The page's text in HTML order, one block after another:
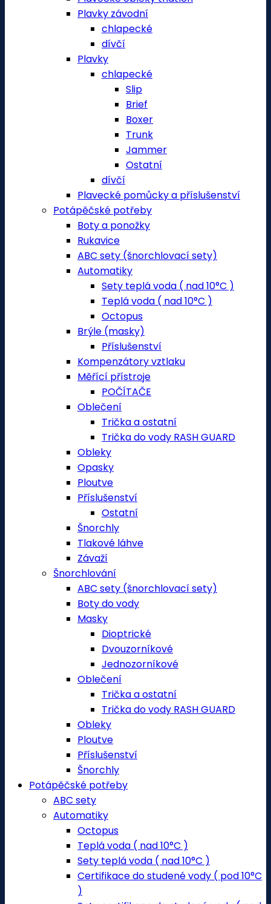
Plavky závodní
chlapecké
dívčí
Plavky
chlapecké
Slip
Brief
Boxer
Trunk
Jammer
Ostatní
dívčí
Plavecké pomůcky a příslušenství
Potápěčské potřeby
Boty a ponožky
Rukavice
ABC sety (šnorchlovací sety)
Automatiky
Sety teplá voda ( nad 10°C )
Teplá voda ( nad 10°C )
Octopus
Brýle (masky)
Příslušenství
Kompenzátory vztlaku
Měřící přístroje
POČÍTAČE
Oblečení
Trička a ostatní
Trička do vody RASH GUARD
Obleky
Opasky
Ploutve
Příslušenství
Ostatní
Šnorchly
Tlakové láhve
Závaží
Šnorchlování
ABC sety (šnorchlovací sety)
Boty do vody
Masky
Dioptrické
Dvouzorníkové
Jednozorníkové
Oblečení
Trička a ostatní
Trička do vody RASH GUARD
Obleky
Ploutve
Příslušenství
Šnorchly
Potápěčské potřeby
ABC sety
Automatiky
Octopus
Teplá voda ( nad 10°C )
Sety teplá voda ( nad 10°C )
Certifikace do studené vody ( pod 10°C
)